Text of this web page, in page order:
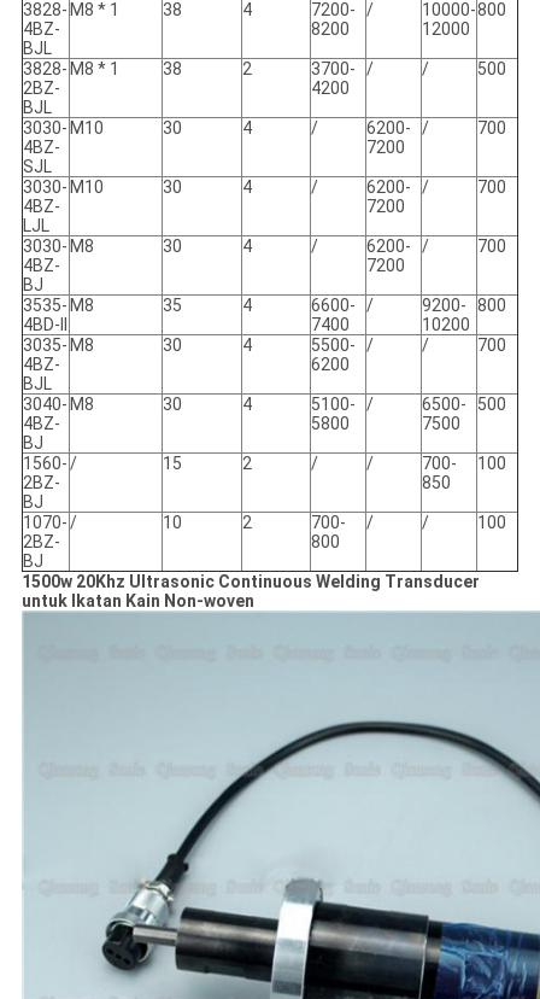
3828-
4BZ-
BJL
M8 * 1 38 4
7200-
8200
/
10000-
12000
800
3828-
2BZ-
BJL
M8 * 1 38 2
3700-
4200
/ / 500
3030-
4BZ-
SJL
M10 30 4 /
6200-
7200
/ 700
3030-
4BZ-
LJL
M10 30 4 /
6200-
7200
/ 700
3030-
4BZ-
BJ
M8 30 4 /
6200-
7200
/ 700
3535-
4BD-II
M8 35 4
6600-
7400
/
9200-
10200
800
3035-
4BZ-
BJL
M8 30 4
5500-
6200
/ / 700
3040-
4BZ-
BJ
M8 30 4
5100-
5800
/
6500-
7500
500
1560-
2BZ-
BJ
/ 15 2 / /
700-
850
100
1070-
2BZ-
BJ
/ 10 2
700-
800
/ / 100
1500w 20Khz Ultrasonic Continuous Welding Transducer
untuk Ikatan Kain Non-woven